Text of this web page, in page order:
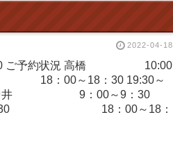
2022-04-18
：00 ご予約状況 高橋 10:00
00～18：30 19:30～
9：30
18：00～18：